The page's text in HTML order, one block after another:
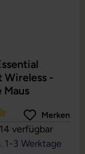
5 Sternen
Wireless -
Maus
Bewertung
Merken
verfügbar
1-3 Werktage